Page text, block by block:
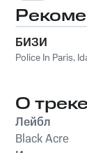
БИЗИ
Police In Paris,
О треке
Лейбл
Black Acre